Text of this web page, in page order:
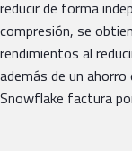
reducir de forma
compresión, se
rendimientos al
además de un
Snowflake factura